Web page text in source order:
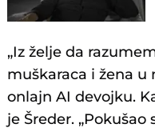
„Iz želje da
muškaraca i žena u
onlajn AI devojku.
je Šreder.